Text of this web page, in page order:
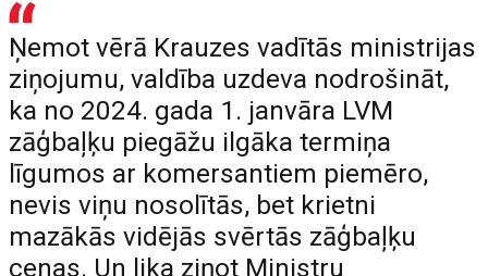
Ņemot vērā Krauzes vadītās ministrijas
ziņojumu, valdība uzdeva nodrošināt,
ka no 2024. gada 1. janvāra LVM
zāģbaļķu piegāžu ilgāka termiņa
līgumos ar komersantiem piemēro,
nevis viņu nosolītās, bet krietni
mazākās vidējās svērtās zāģbaļķu
cenas. Un lika ziņot Ministru